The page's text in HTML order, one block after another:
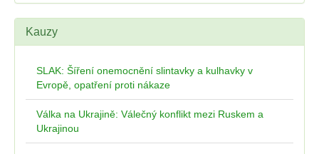
Kauzy
SLAK: Šíření onemocnění slintavky a kulhavky v
Evropě, opatření proti nákaze
Válka na Ukrajině: Válečný konflikt mezi Ruskem a
Ukrajinou